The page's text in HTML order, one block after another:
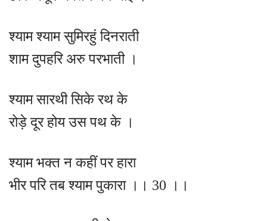
श्याम श्याम सुमिरहुं दिनराती
शाम दुपहरि अरु परभाती ।
श्याम सारथी सिके रथ के
रोड़े दूर होय उस पथ के ।
श्याम भक्त न कहीं पर हारा
भीर परि तब श्याम पुकारा ।। 30 ।।